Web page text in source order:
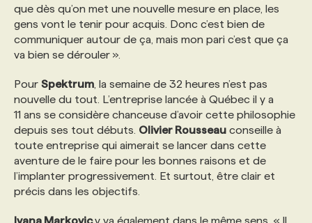
que dès qu’on met une nouvelle mesure en place, les
gens vont le tenir pour acquis. Donc c’est bien de
communiquer autour de ça, mais mon pari c’est que ça
va bien se dérouler ».
Pour Spektrum , la semaine de 32 heures n’est pas
nouvelle du tout. L’entreprise lancée à Québec il y a
11 ans se considère chanceuse d’avoir cette philosophie
depuis ses tout débuts. Olivier Rousseau conseille à
toute entreprise qui aimerait se lancer dans cette
aventure de le faire pour les bonnes raisons et de
l’implanter progressivement. Et surtout, être clair et
précis dans les objectifs.
Ivana Markovicy va également dans le même sens. « Il